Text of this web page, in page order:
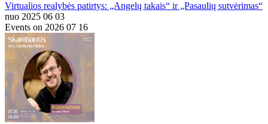
Virtualios realybės patirtys: „Angelų takais“ ir „Pasaulių sutvėrimas“
nuo 2025 06 03
Events on 2026 07 16